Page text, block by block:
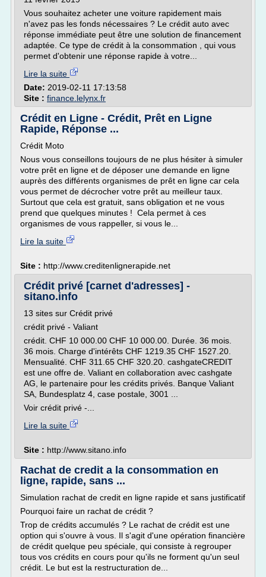
Vous souhaitez acheter une voiture rapidement mais
n'avez pas les fonds nécessaires ? Le crédit auto avec
réponse immédiate peut être une solution de financement
adaptée. Ce type de crédit à la consommation , qui vous
permet d'obtenir une réponse rapide à votre...
Lire la suite
Date: 2019-02-11 17:13:58
Site : finance.lelynx.fr
Crédit en Ligne - Crédit, Prêt en Ligne
Rapide, Réponse ...
Crédit Moto
Nous vous conseillons toujours de ne plus hésiter à simuler
votre prêt en ligne et de déposer une demande en ligne
auprès des différents organismes de prêt en ligne car cela
vous permet de décrocher votre prêt au meilleur taux.
Surtout que cela est gratuit, sans obligation et ne vous
prend que quelques minutes ! Cela permet à ces
organismes de vous rappeller, si vous le...
Lire la suite
Site : http://www.creditenlignerapide.net
Crédit privé [carnet d'adresses] -
sitano.info
13 sites sur Crédit privé
crédit privé - Valiant
crédit. CHF 10 000.00 CHF 10 000.00. Durée. 36 mois.
36 mois. Charge d'intérêts CHF 1219.35 CHF 1527.20.
Mensualité. CHF 311.65 CHF 320.20. cashgateCREDIT
est une offre de. Valiant en collaboration avec cashgate
AG, le partenaire pour les crédits privés. Banque Valiant
SA, Bundesplatz 4, case postale, 3001 ...
Voir crédit privé -...
Lire la suite
Site : http://www.sitano.info
Rachat de credit a la consommation en
ligne, rapide, sans ...
Simulation rachat de credit en ligne rapide et sans justificatif
Pourquoi faire un rachat de crédit ?
Trop de crédits accumulés ? Le rachat de crédit est une
option qui s'ouvre à vous. Il s'agit d'une opération financière
de crédit quelque peu spéciale, qui consiste à regrouper
tous vos crédits en cours pour qu'ils ne forment qu'un seul
crédit. Le but est la restructuration de...